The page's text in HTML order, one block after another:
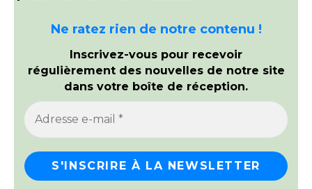
Ne ratez rien de notre contenu !
Inscrivez-vous pour recevoir
régulièrement des nouvelles de notre site
dans votre boîte de réception.